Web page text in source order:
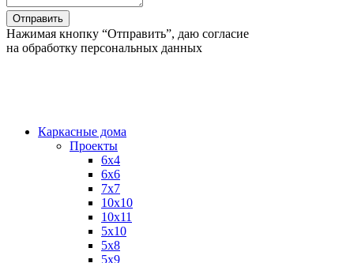
Нажимая кнопку “Отправить”, даю согласие
на обработку персональных данных
Каркасные дома
Проекты
6х4
6х6
7х7
10х10
10х11
5х10
5х8
5х9